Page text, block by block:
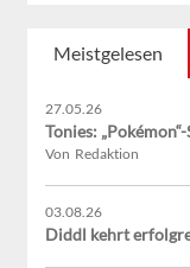
Meistgelesen
27.05.26
Tonies:
Von Redaktion
03.08.26
Diddl kehrt